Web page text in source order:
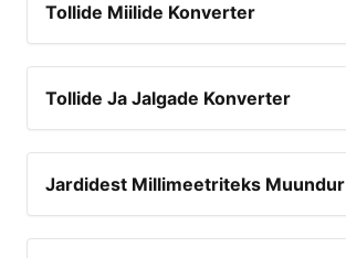
Tollide Miilide Konverter
Tollide Ja Jalgade Konverter
Jardidest Millimeetriteks Muundur